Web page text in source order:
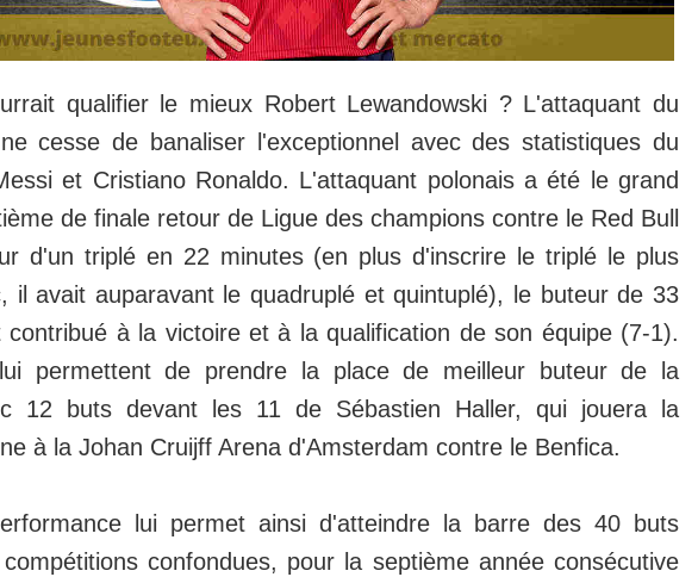
qualifier le mieux Robert Lewandowski ? L'attaquant du
cesse de banaliser l'exceptionnel avec des statistiques du
et Cristiano Ronaldo. L'attaquant polonais a été le grand
de finale retour de Ligue des champions contre le Red Bull
d'un triplé en 22 minutes (en plus d'inscrire le triplé le plus
il avait auparavant le quadruplé et quintuplé), le buteur de 33
contribué à la victoire et à la qualification de son équipe (7-1).
permettent de prendre la place de meilleur buteur de la
12 buts devant les 11 de Sébastien Haller, qui jouera la
à la Johan Cruijff Arena d'Amsterdam contre le Benfica.
lui permet ainsi d'atteindre la barre des 40 buts
confondues, pour la septième année consécutive